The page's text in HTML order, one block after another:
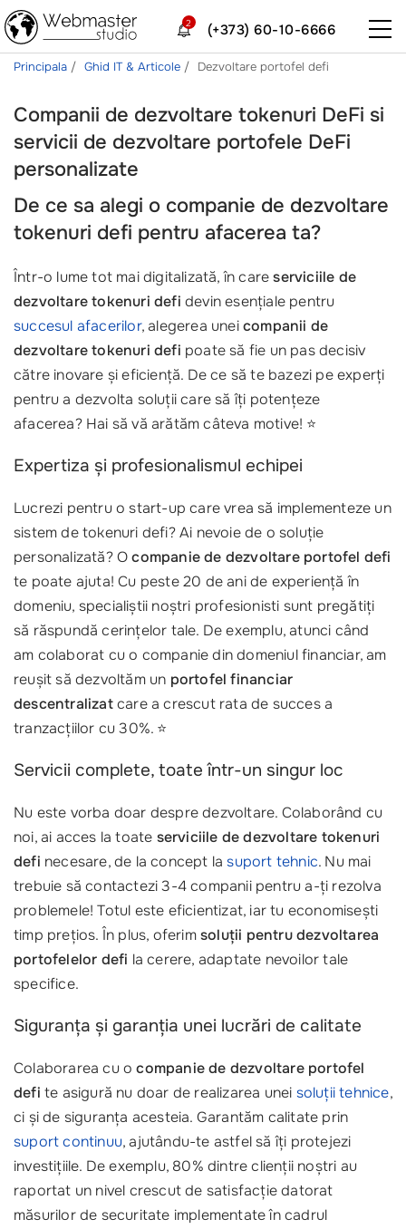
(+373) 60-10-6666
2
Principala Ghid IT & Articole Dezvoltare portofel defi
Companii de dezvoltare tokenuri DeFi si
servicii de dezvoltare portofele DeFi
personalizate
De ce sa alegi o companie de dezvoltare
tokenuri defi pentru afacerea ta?
Într-o lume tot mai digitalizată, în careserviciile de
dezvoltare tokenuri defi devin esențiale pentru
succesul afacerilor, alegerea uneicompanii de
dezvoltare tokenuri defi poate să fie un pas decisiv
către inovare și eficiență. De ce să te bazezi pe experți
pentru a dezvolta soluții care să îți potențeze
afacerea? Hai să vă arătăm câteva motive! ⭐
Expertiza și profesionalismul echipei
Lucrezi pentru o start-up care vrea să implementeze un
sistem de tokenuri defi? Ai nevoie de o soluție
personalizată? Ocompanie de dezvoltare portofel defi
te poate ajuta! Cu peste 20 de ani de experiență în
domeniu, specialiștii noștri profesionisti sunt pregătiți
să răspundă cerințelor tale. De exemplu, atunci când
am colaborat cu o companie din domeniul financiar, am
reușit să dezvoltăm un portofel financiar
descentralizatcare a crescut rata de succes a
tranzacțiilor cu 30%. ⭐
Servicii complete, toate într-un singur loc
Nu este vorba doar despre dezvoltare. Colaborând cu
noi, ai acces la toate serviciile de dezvoltare tokenuri
defi necesare, de la concept lasuport tehnic. Nu mai
trebuie să contactezi 3-4 companii pentru a-ți rezolva
problemele! Totul este eficientizat, iar tu economisești
timp prețios. În plus, oferimsoluții pentru dezvoltarea
portofelelor defi la cerere, adaptate nevoilor tale
specifice.
Siguranța și garanția unei lucrări de calitate
Colaborarea cu ocompanie de dezvoltare portofel
defi te asigură nu doar de realizarea unei soluții tehnice,
ci și de siguranța acesteia. Garantăm calitate prin
suport continuu, ajutându-te astfel să îți protejezi
investițiile. De exemplu, 80% dintre clienții noștri au
raportat un nivel crescut de satisfacție datorat
măsurilor de securitate implementate în cadrul